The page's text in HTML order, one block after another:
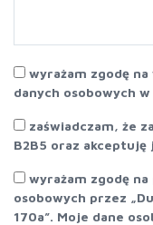
wyrażam zgodę
danych osobowych
zaświadczam, że
B2B5 oraz
wyrażam zgodę
osobowych przez
170a”. Moje dane